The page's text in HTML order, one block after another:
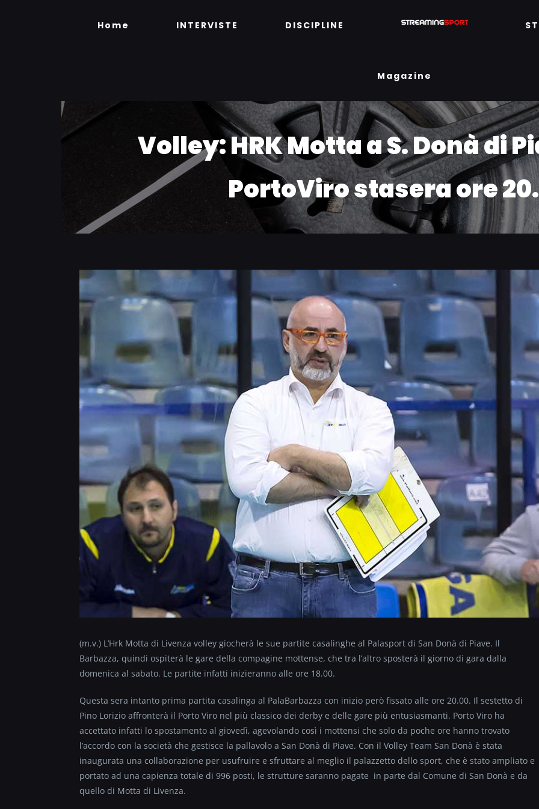
Home INTERVISTE DISCIPLINE
Magazine
Volley: HRK Motta a S. Donà di
PortoViro stasera ore
(m.v.) L’Hrk Motta di Livenza volley giocherà le sue partite casalinghe al Palasport di San Donà di Piave. Il
Barbazza, quindi ospiterà le gare della compagine mottense, che tra l’altro sposterà il giorno di gara dalla
domenica al sabato. Le partite infatti inizieranno alle ore 18.00.
Questa sera intanto prima partita casalinga al PalaBarbazza con inizio però fissato alle ore 20.00. Il sestetto di
Pino Lorizio affronterà il Porto Viro nel più classico dei derby e delle gare più entusiasmanti. Porto Viro ha
accettato infatti lo spostamento al giovedì, agevolando così i mottensi che solo da poche ore hanno trovato
l’accordo con la società che gestisce la pallavolo a San Donà di Piave. Con il Volley Team San Donà è stata
inaugurata una collaborazione per usufruire e sfruttare al meglio il palazzetto dello sport, che è stato ampliato e
portato ad una capienza totale di 996 posti, le strutture saranno pagate in parte dal Comune di San Donà e da
quello di Motta di Livenza.